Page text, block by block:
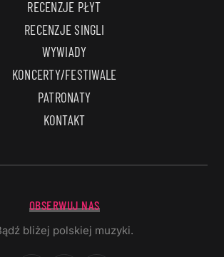
RECENZJE PŁYT
RECENZJE SINGLI
WYWIADY
KONCERTY/FESTIWALE
PATRONATY
KONTAKT
OBSERWUJ NAS
bliżej polskiej muzyki.